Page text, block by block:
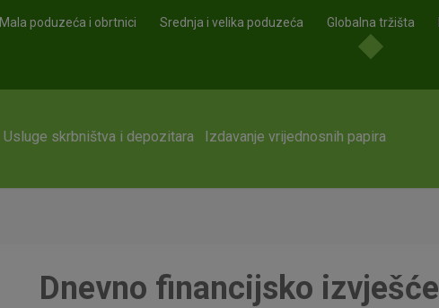
Mala poduzeća i obrtnici Srednja i velika poduzeća Globalna tržišta
Usluge skrbništva i depozitara Izdavanje vrijednosnih papira
Dnevno financijsko izvješće